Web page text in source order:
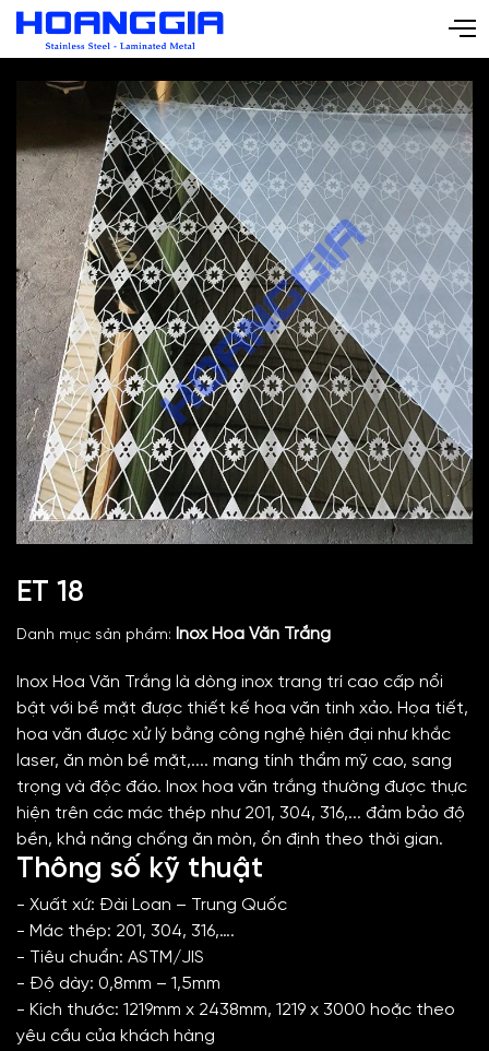
ET 18
Danh mục sản phẩm: Inox Hoa Văn Trắng
Inox Hoa Văn Trắng là dòng inox trang trí cao cấp nổi
bật với bề mặt được thiết kế hoa văn tinh xảo. Họa tiết,
hoa văn được xử lý bằng công nghệ hiện đại như khắc
laser, ăn mòn bề mặt,.... mang tính thẩm mỹ cao, sang
trọng và độc đáo. Inox hoa văn trắng thường được thực
hiện trên các mác thép như 201, 304, 316,... đảm bảo độ
bền, khả năng chống ăn mòn, ổn định theo thời gian.
Thông số kỹ thuật
- Xuất xứ: Đài Loan – Trung Quốc
- Mác thép: 201, 304, 316,….
- Tiêu chuẩn: ASTM/JIS
- Độ dày: 0,8mm – 1,5mm
- Kích thước: 1219mm x 2438mm, 1219 x 3000 hoặc theo
yêu cầu của khách hàng